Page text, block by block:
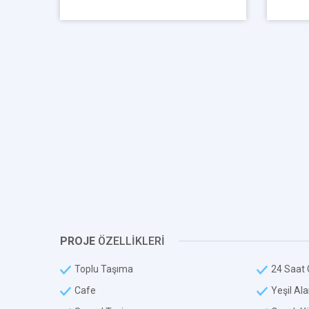
PROJE ÖZELLİKLERİ
Toplu Taşıma
24 Saat
Cafe
Yeşil